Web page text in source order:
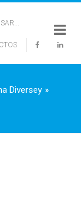
Diversey